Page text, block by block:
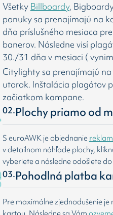
Všetky Billboardy,
ponuky sa prenajímajú na
dňa príslušného mesiaca
banerov. Následne visí
30./31 dňa v mesiaci (
Citylighty sa prenajímajú
utorok. Inštalácia plagátov
začiatkom kampane.
02.Plochy priamo od
S euroAWK je objednanie
v detailnom náhľade plochy,
vyberiete a následne odošlete
03.Pohodlná platba
Pre maximálne zjednodušenie